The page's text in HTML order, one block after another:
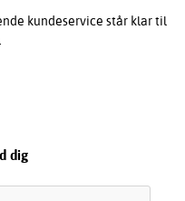
kundeservice står klar til
dig